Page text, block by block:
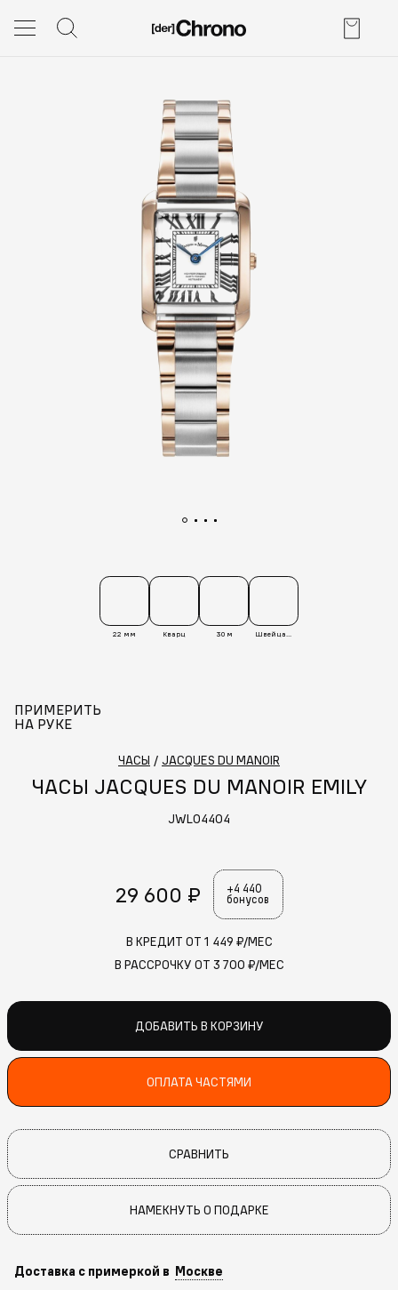
22 мм Кварц 30 м Швейцария
ПРИМЕРИТЬ
НА РУКЕ
ЧАСЫ / JACQUES DU MANOIR
ЧАСЫ JACQUES DU MANOIR EMILY
JWL04404
29 600 ₽
+4 440
бонусов
В КРЕДИТ ОТ 1 449 ₽/МЕС
В РАССРОЧКУ ОТ 3 700 ₽/МЕС
ДОБАВИТЬ В КОРЗИНУ
ОПЛАТА ЧАСТЯМИ
СРАВНИТЬ
НАМЕКНУТЬ О ПОДАРКЕ
Доставка с примеркой в Москве